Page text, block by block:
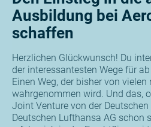
Ausbildung bei
schaffen
Herzlichen Glückwunsch! Du
der interessantesten Wege für
Einen Weg, der bisher von
wahrgenommen wird. Und das,
Joint Venture von der
Deutschen Lufthansa AG schon